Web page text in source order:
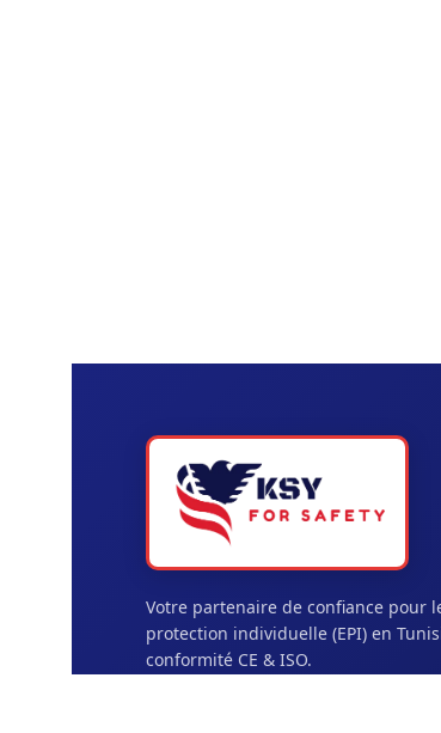
Votre partenaire de confiance pour
protection individuelle (EPI) en
conformité CE & ISO.